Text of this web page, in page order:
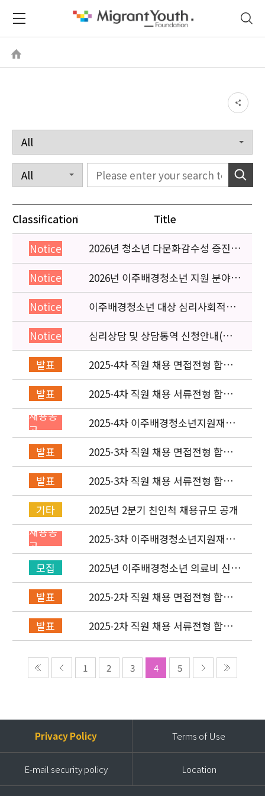
Classification Title
Notice
2026년 청소년 다문화감수성 증진
프로그램 「다가감」신청기관 안내
Notice
2026년 이주배경청소년 지원 분야
종사자 역량강화 교육 일정 안내
Notice
이주배경청소년 대상 심리사회적응
검사 연수동영상 개편 안내
Notice
심리상담 및 상담통역 신청안내(의뢰
서첨부)
발표
2025-4차 직원 채용 면접전형 합격
자 및 적격심사 안내
발표
2025-4차 직원 채용 서류전형 합격
자 발표 및 면접전형 안내
채용공
고
2025-4차 이주배경청소년지원재단
직원(사업운영부) 채용공고 (~8/4)
발표
2025-3차 직원 채용 면접전형 합격
자 발표 및 적격심사 안내
발표
2025-3차 직원 채용 서류전형 합격
자 발표 및 면접전형 안내
기타
2025년 2분기 친인척 채용규모 공개
채용공
고
2025-3차 이주배경청소년지원재단
직원(기획운영실/회계) 채용공고
(~7/6)
모집
2025년 이주배경청소년 의료비 신청
(2차) 안내
발표
2025-2차 직원 채용 면접전형 합격
자 발표 및 적격심사 안내
발표
2025-2차 직원 채용 서류전형 합격
자 발표 및 면접전형 안내
1 2 3 4 5
Privacy Policy Terms of Use
E-mail security policy Location